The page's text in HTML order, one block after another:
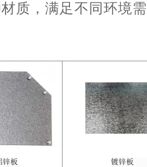
质，满足不同环境